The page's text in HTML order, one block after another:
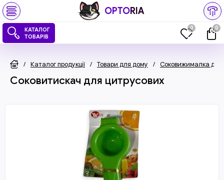
OPTORIA
КАТАЛОГ
ТОВАРІВ
0 0
/ Каталог продукції / Товари для дому / Соковижималка для
Соковитискач для цитрусових